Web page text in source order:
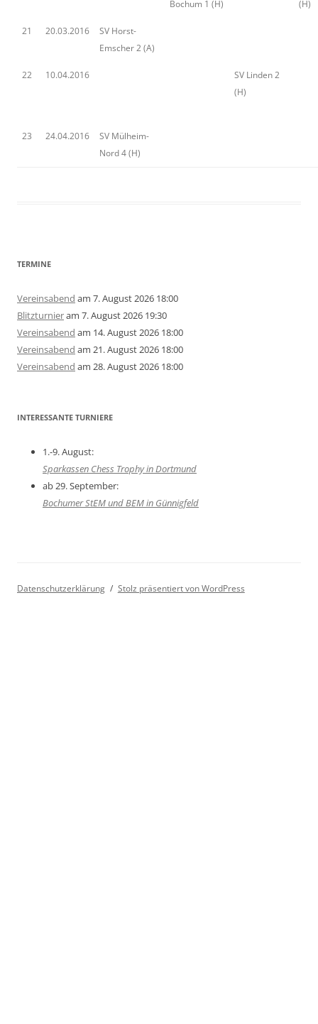
Bochum 1 (H) (H)
21 20.03.2016
SV Horst-
Emscher 2 (A)
22 10.04.2016
SV Linden 2
(H)
23 24.04.2016
SV Mülheim-
Nord 4 (H)
TERMINE
Vereinsabend am 7. August 2026 18:00
Blitzturnieram 7. August 2026 19:30
Vereinsabend am 14. August 2026 18:00
Vereinsabend am 21. August 2026 18:00
Vereinsabend am 28. August 2026 18:00
INTERESSANTE TURNIERE
1.-9. August:
Sparkassen Chess Trophy in Dortmund
ab 29. September:
Bochumer StEM und BEM in Günnigfeld
Datenschutzerklärung Stolz präsentiert von WordPress